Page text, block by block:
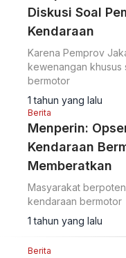
Diskusi Soal
Kendaraan
Karena Pemprov
kewenangan khusus
bermotor
1 tahun yang lalu
Berita
Menperin:
Kendaraan
Memberatkan
Masyarakat
kendaraan bermotor
1 tahun yang lalu
Berita